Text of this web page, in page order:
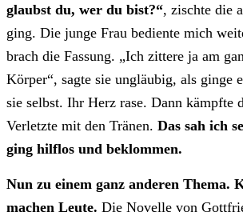
glaubst du, wer du bist?“, zischte die
ging. Die junge Frau bediente mich
brach die Fassung. „Ich zittere ja am
Körper“, sagte sie ungläubig, als ginge
sie selbst. Ihr Herz rase. Dann kämpfte
Verletzte mit den Tränen. Das sah ich
ging hilflos und beklommen.
Nun zu einem ganz anderen Thema.
machen Leute. Die Novelle von